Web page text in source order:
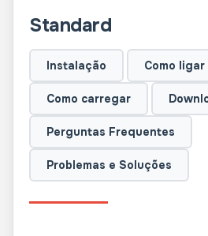
Standard
Instalação Como ligar
Como carregar
Perguntas Frequentes
Problemas e Soluções